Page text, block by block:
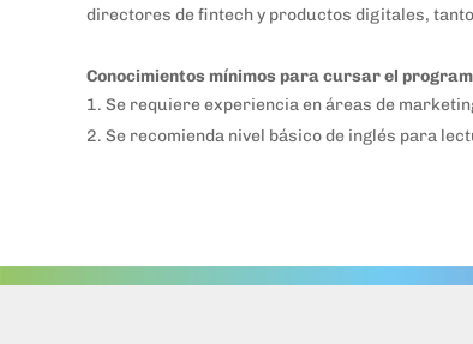
directores de fintech y productos digitales,
Conocimientos mínimos para cursar el
Se requiere experiencia en áreas de
Se recomienda nivel básico de inglés para